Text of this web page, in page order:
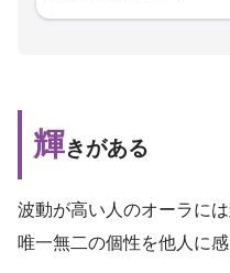
輝きがある
波動が高い人のオーラには
唯一無二の個性を他人に感